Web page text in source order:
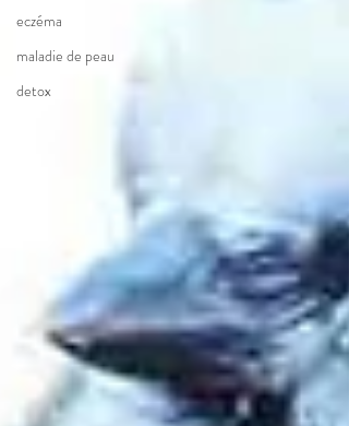
eczéma
maladie de peau
detox